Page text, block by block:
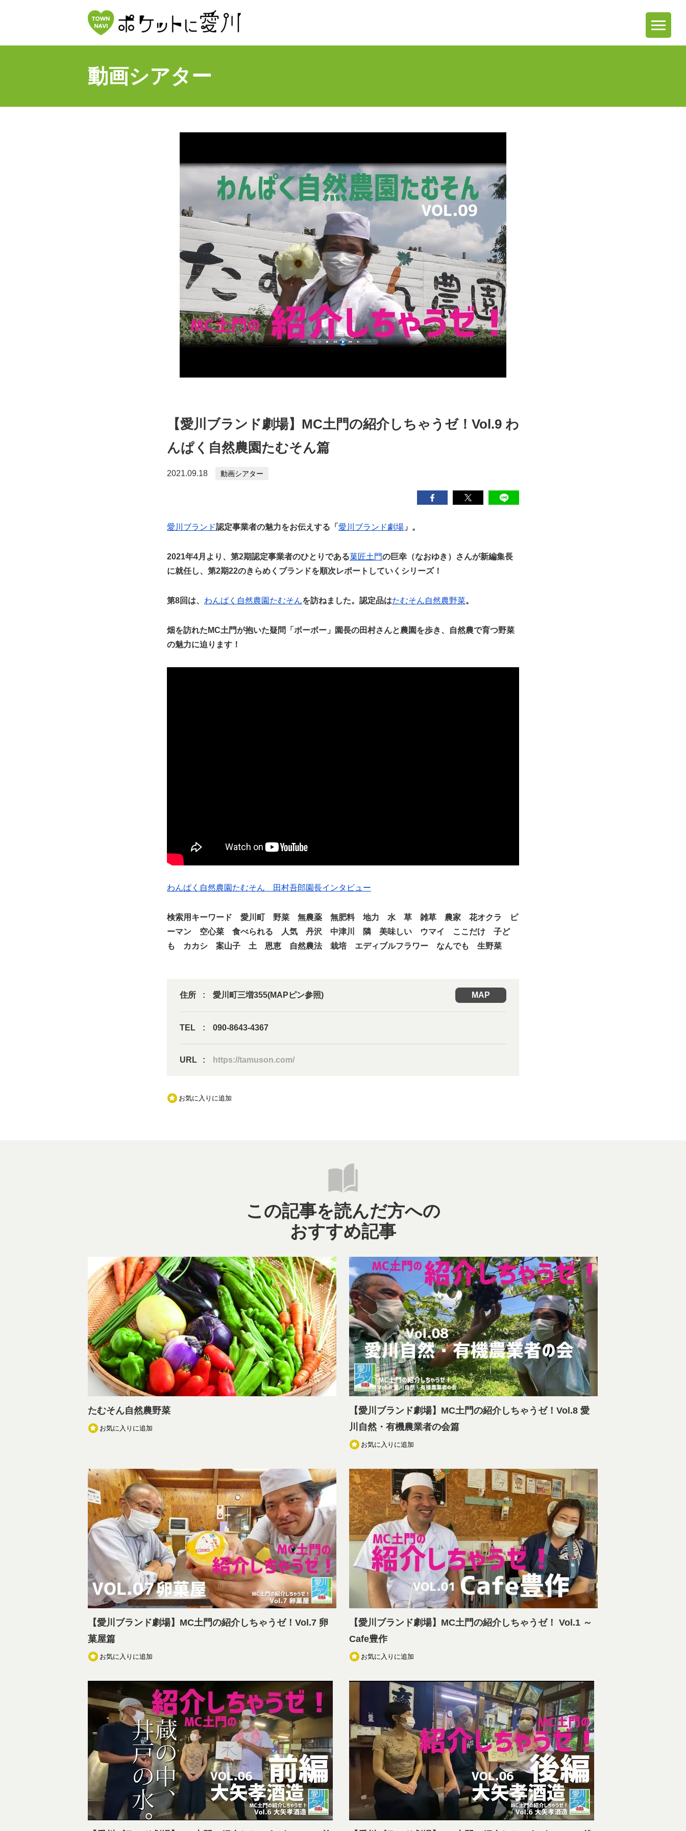
動画シアター
【愛川ブランド劇場】MC土門の紹介しちゃうゼ！Vol.9 わ
んぱく自然農園たむそん篇
2021.09.18 動画シアター
愛川ブランド認定事業者の魅力をお伝えする「 愛川ブランド劇場 」。
2021年4月より、第2期認定事業者のひとりである菓匠土門の巨幸（なおゆき）さんが新編集長
に就任し、第2期22のきらめくブランドを順次レポートしていくシリーズ！
第8回は、 わんぱく自然農園たむそんを訪ねました。認定品はたむそん自然農野菜。
畑を訪れたMC土門が抱いた疑問「ボーボー」園長の田村さんと農園を歩き、自然農で育つ野菜
の魅力に迫ります！
わんぱく自然農園たむそん 田村吾郎園長インタビュー
検索用キーワード 愛川町 野菜 無農薬 無肥料 地力 水 草 雑草 農家 花オクラ ピ
ーマン 空心菜 食べられる 人気 丹沢 中津川 隣 美味しい ウマイ ここだけ 子ど
も カカシ 案山子 土 恩恵 自然農法 栽培 エディブルフラワー なんでも 生野菜
住所 愛川町三増355(MAPピン参照) MAP
TEL 090-8643-4367
URL https://tamuson.com/
お気に入りに追加
この記事を読んだ方への
おすすめ記事
たむそん自然農野菜
お気に入りに追加
【愛川ブランド劇場】MC土門の紹介しちゃうゼ！Vol.8 愛
川自然・有機農業者の会篇
お気に入りに追加
【愛川ブランド劇場】MC土門の紹介しちゃうゼ！Vol.7 卵
菓屋篇
お気に入りに追加
【愛川ブランド劇場】MC土門の紹介しちゃうゼ！ Vol.1 ～
Cafe豊作
お気に入りに追加